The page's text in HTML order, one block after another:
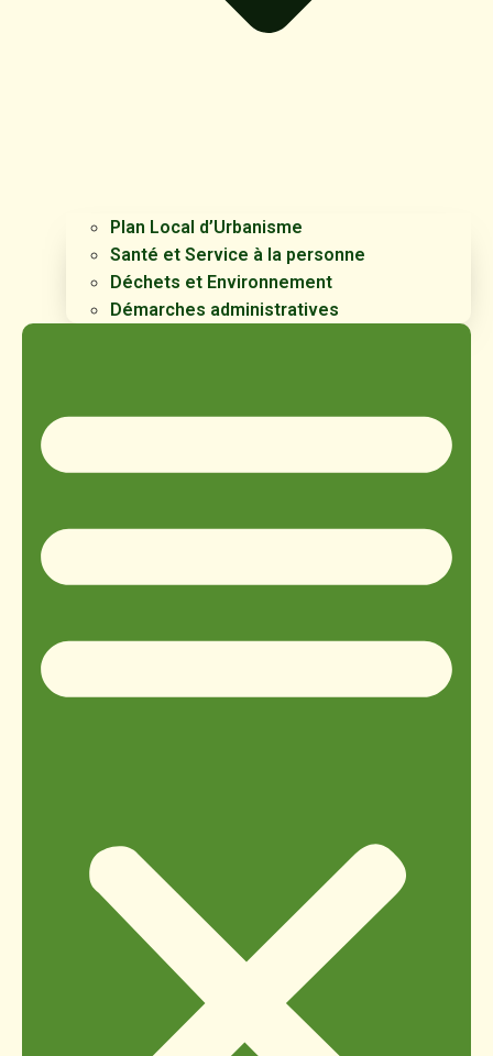
Plan Local d’Urbanisme
Santé et Service à la personne
Déchets et Environnement
Démarches administratives